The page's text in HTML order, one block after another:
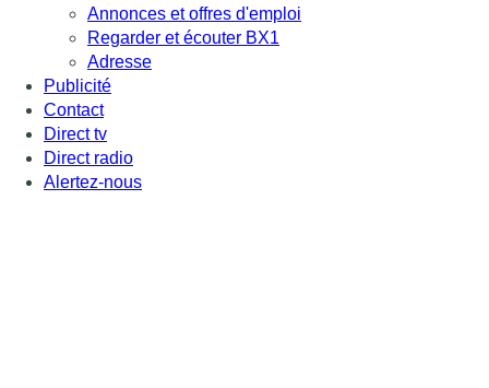
Annonces et offres d'emploi
Regarder et écouter BX1
Adresse
Publicité
Contact
Direct tv
Direct radio
Alertez-nous